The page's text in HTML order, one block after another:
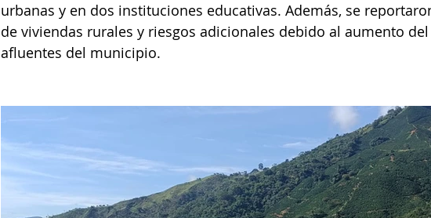
urbanas y en dos instituciones educativas. Además, se
de viviendas rurales y riesgos adicionales debido al aumento
afluentes del municipio.